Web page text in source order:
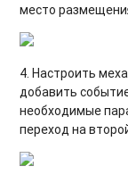
место
4. Настроить
добавить
необходимые
переход на